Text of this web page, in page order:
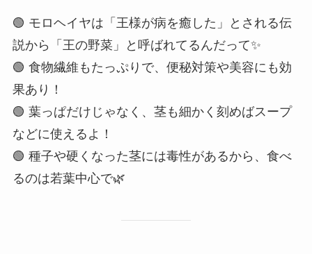
🟢 モロヘイヤは「王様が病を癒した」とされる伝
説から「王の野菜」と呼ばれてるんだって✨
🟢 食物繊維もたっぷりで、便秘対策や美容にも効
果あり！
🟢 葉っぱだけじゃなく、茎も細かく刻めばスープ
などに使えるよ！
🟢 種子や硬くなった茎には毒性があるから、食べ
るのは若葉中心で🌿